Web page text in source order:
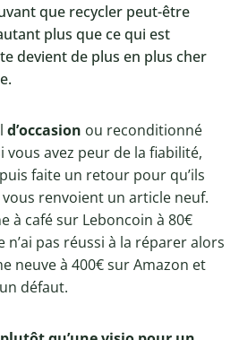
que recycler peut-être
plus que ce qui est
devient de plus en plus cher
d’occasion ou reconditionné
vous avez peur de la fiabilité,
faite un retour pour qu’ils
renvoient un article neuf.
à café sur Leboncoin à 80€
n’ai pas réussi à la réparer alors
neuve à 400€ sur Amazon et
défaut.